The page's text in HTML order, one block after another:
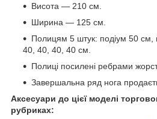
Висота — 210 см.
Ширина — 125 см.
Полицям 5 штук: подіум 50 см,
40, 40, 40, 40 см.
Полиці посилені ребрами
Завершальна ряд нога
Аксесуари до цієї моделі
рубриках: